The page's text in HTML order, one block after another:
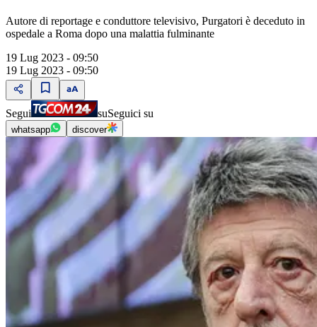
Autore di reportage e conduttore televisivo, Purgatori è deceduto in
ospedale a Roma dopo una malattia fulminante
19 Lug 2023 - 09:50
19 Lug 2023 - 09:50
Segui suSeguici su
whatsapp discover